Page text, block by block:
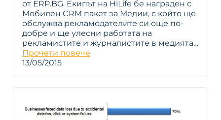
от ERP.BG. Екипът на HiLife бе награден с
Мобилен CRM пакет за Медии, с който ще
обслужва рекламодателите си още по-
добре и ще улесни работата на
рекламистите и журналистите в медията…
Прочети повече
13/05/2015